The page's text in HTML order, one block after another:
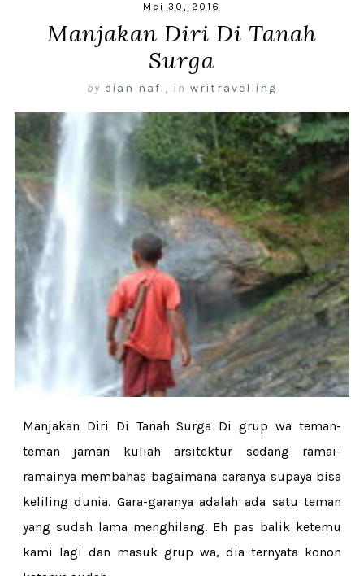
Mei 30, 2016
Manjakan Diri Di Tanah
Surga
by dian nafi , in writravelling
Manjakan Diri Di Tanah Surga Di grup wa teman-
teman jaman kuliah arsitektur sedang ramai-
ramainya membahas bagaimana caranya supaya bisa
keliling dunia. Gara-garanya adalah ada satu teman
yang sudah lama menghilang. Eh pas balik ketemu
kami lagi dan masuk grup wa, dia ternyata konon